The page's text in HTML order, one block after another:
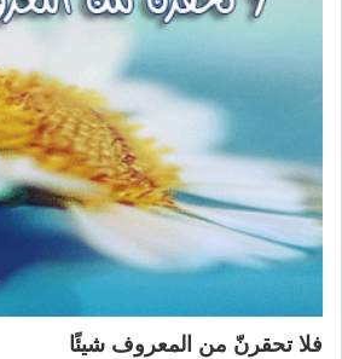
فلا تحقرنّ من المعروف شيئًا